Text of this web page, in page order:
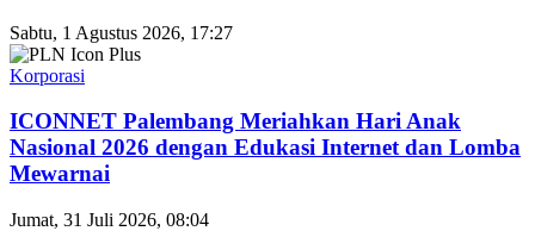
Sabtu, 1 Agustus 2026, 17:27
Korporasi
ICONNET Palembang Meriahkan Hari Anak
Nasional 2026 dengan Edukasi Internet dan Lomba
Mewarnai
Jumat, 31 Juli 2026, 08:04